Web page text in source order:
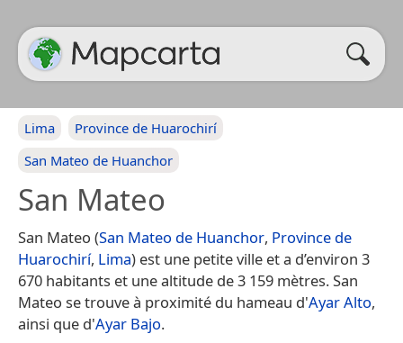
Lima
Province de Huarochirí
San Mateo de Huanchor
San Mateo
San Mateo (San Mateo de Huanchor, Province de
Huarochirí, Lima) est une petite ville et a d’environ 3
670 habitants et une altitude de 3 159 mètres. San
Mateo se trouve à proximité du hameau d'Ayar Alto,
ainsi que d'Ayar Bajo.